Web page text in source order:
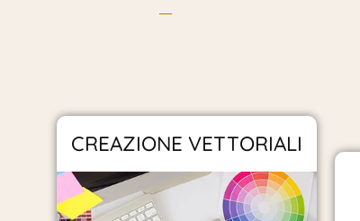
CREAZIONE VETTORIALI